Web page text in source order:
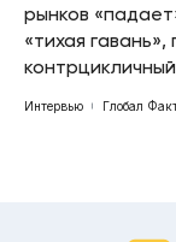
рынков
«тихая
Интервью Глобал